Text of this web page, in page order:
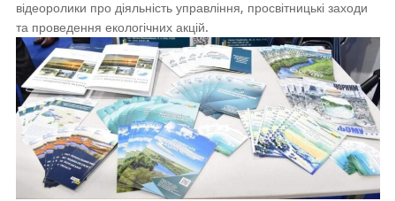
відеоролики про діяльність управління, просвітницькі заходи
та проведення екологічних акцій.